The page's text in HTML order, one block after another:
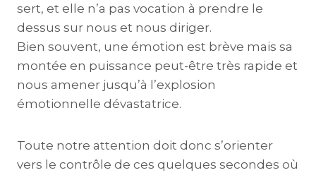
sert, et elle n’a pas vocation à prendre le
dessus sur nous et nous diriger.
Bien souvent, une émotion est brève mais sa
montée en puissance peut-être très rapide et
nous amener jusqu’à l’explosion
émotionnelle dévastatrice.
Toute notre attention doit donc s’orienter
vers le contrôle de ces quelques secondes où